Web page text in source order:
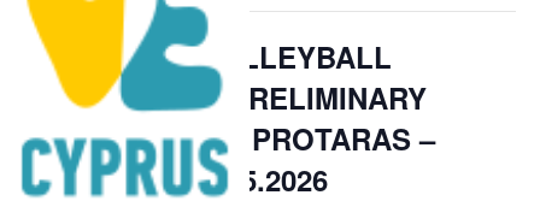
CEV BEACH VOLLEYBALL
NATIONS CUP PRELIMINARY
PHASE POOL B PROTARAS –
CYPRUS – 9-10.5.2026